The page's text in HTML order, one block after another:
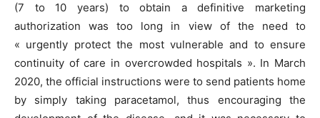
(7 to 10 years) to obtain a definitive marketing
authorization was too long in view of the need to
« urgently protect the most vulnerable and to ensure
continuity of care in overcrowded hospitals ». In March
2020, the official instructions were to send patients home
by simply taking paracetamol, thus encouraging the